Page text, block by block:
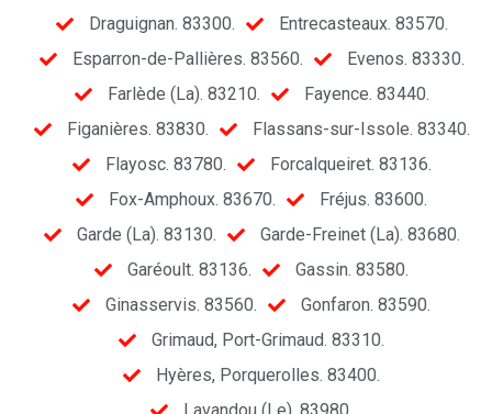
Draguignan. 83300.
Entrecasteaux. 83570.
Esparron-de-Pallières. 83560.
Evenos. 83330.
Farlède (La). 83210.
Fayence. 83440.
Figanières. 83830.
Flassans-sur-Issole. 83340.
Flayosc. 83780.
Forcalqueiret. 83136.
Fox-Amphoux. 83670.
Fréjus. 83600.
Garde (La). 83130.
Garde-Freinet (La). 83680.
Garéoult. 83136.
Gassin. 83580.
Ginasservis. 83560.
Gonfaron. 83590.
Grimaud, Port-Grimaud. 83310.
Hyères, Porquerolles. 83400.